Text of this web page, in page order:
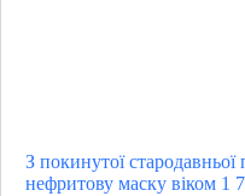
З покинутої
нефритову маску віком 1